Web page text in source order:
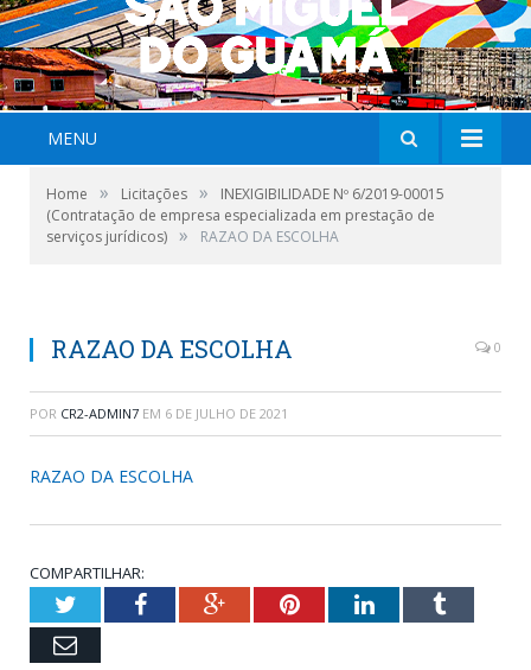
MENU
Home » Licitações »
INEXIGIBILIDADE Nº 6/2019-00015
(Contratação de empresa especializada em prestação de
serviços jurídicos) » RAZAO DA ESCOLHA
RAZAO DA ESCOLHA 0
POR CR2-ADMIN7 EM 6 DE JULHO DE 2021
RAZAO DA ESCOLHA
COMPARTILHAR:
TwitterFacebookGoogle+PinterestLinkedInTumblr
Email